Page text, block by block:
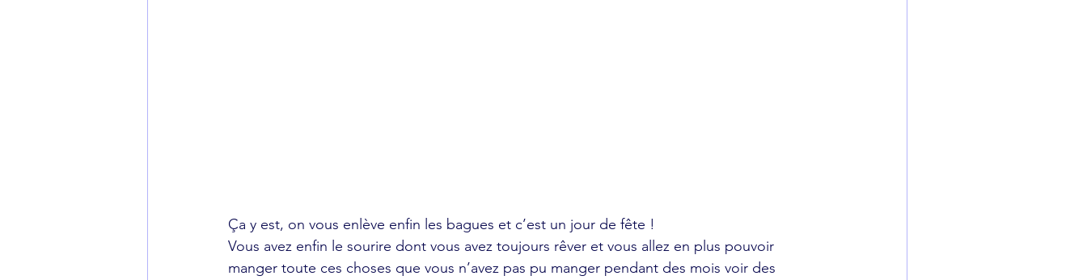
Ça y est, on vous enlève enfin les bagues et c’est un jour de fête !
Vous avez enfin le sourire dont vous avez toujours rêver et vous allez en plus pouvoir
manger toute ces choses que vous n’avez pas pu manger pendant des mois voir des